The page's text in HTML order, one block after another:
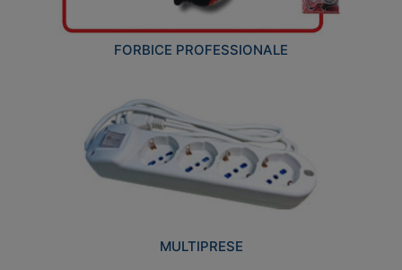
FORBICE PROFESSIONALE
MULTIPRESE